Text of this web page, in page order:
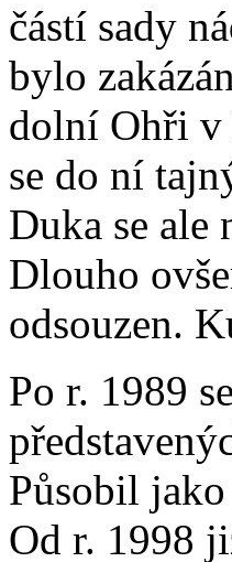
částí sady
bylo
dolní Ohři v
se do ní
Duka se ale
Dlouho
odsouzen.
Po r. 1989
Působil
Od r. 1998